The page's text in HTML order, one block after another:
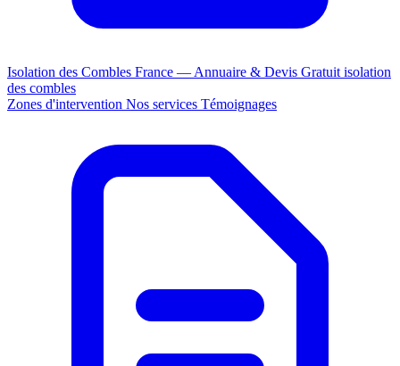
Isolation des Combles France — Annuaire & Devis Gratuit isolation
des combles
Zones d'intervention Nos services Témoignages